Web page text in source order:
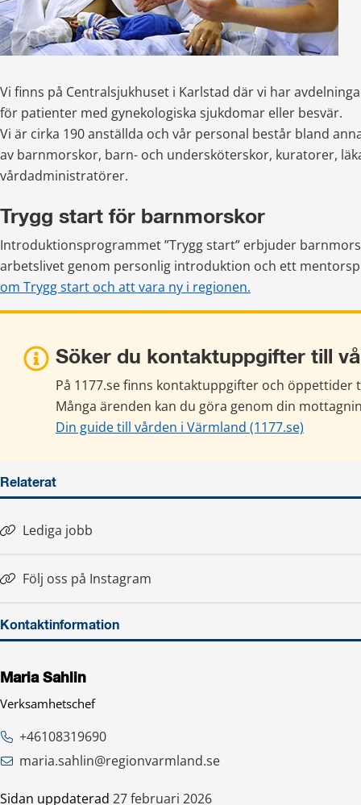
Vi finns på Centralsjukhuset i Karlstad där vi har
för patienter med gynekologiska sjukdomar eller besvär.
Vi är cirka 190 anställda och vår personal består bland
av barnmorskor, barn- och undersköterskor, kuratorer,
vårdadministratörer.
Trygg start för barnmorskor
Introduktionsprogrammet ”Trygg start” erbjuder
arbetslivet genom personlig introduktion och ett
om Trygg start och att vara ny i regionen.
Söker du kontaktuppgifter till
På 1177.se finns kontaktuppgifter och öppettider
Många ärenden kan du göra genom din
Din guide till vården i Värmland (1177.se)
Relaterat
Lediga jobb
Följ oss på Instagram
Länk till annan webbplats.
Kontaktinformation
Maria Sahlin
Verksamhetschef
+46108319690
maria.sahlin@regionvarmland.se
Sidan uppdaterad 27 februari 2026